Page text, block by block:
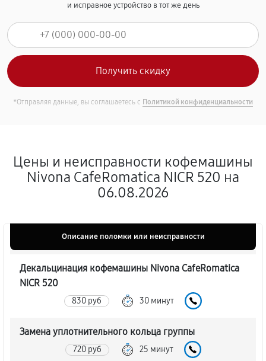
и исправное устройство в тот же день
*Отправляя данные, вы соглашаетесь с Политикой конфиденциальности
Цены и неисправности кофемашины
Nivona CafeRomatica NICR 520 на
06.08.2026
Описание поломки или неисправности
Декальцинация кофемашины Nivona CafeRomatica
NICR 520
830 руб 30 минут
Замена уплотнительного кольца группы
720 руб 25 минут